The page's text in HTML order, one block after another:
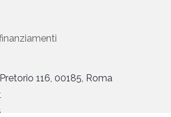
116, 00185, Roma